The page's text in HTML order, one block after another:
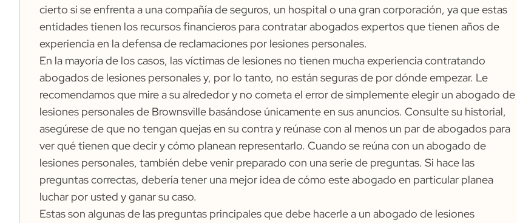
cierto si se enfrenta a una compañía de seguros, un hospital o una gran corporación, ya que estas
entidades tienen los recursos financieros para contratar abogados expertos que tienen años de
experiencia en la defensa de reclamaciones por lesiones personales.
En la mayoría de los casos, las víctimas de lesiones no tienen mucha experiencia contratando
abogados de lesiones personales y, por lo tanto, no están seguras de por dónde empezar. Le
recomendamos que mire a su alrededor y no cometa el error de simplemente elegir un abogado de
lesiones personales de Brownsville basándose únicamente en sus anuncios. Consulte su historial,
asegúrese de que no tengan quejas en su contra y reúnase con al menos un par de abogados para
ver qué tienen que decir y cómo planean representarlo. Cuando se reúna con un abogado de
lesiones personales, también debe venir preparado con una serie de preguntas. Si hace las
preguntas correctas, debería tener una mejor idea de cómo este abogado en particular planea
luchar por usted y ganar su caso.
Estas son algunas de las preguntas principales que debe hacerle a un abogado de lesiones